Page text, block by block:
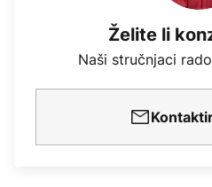
Želite li
Naši stručnjaci